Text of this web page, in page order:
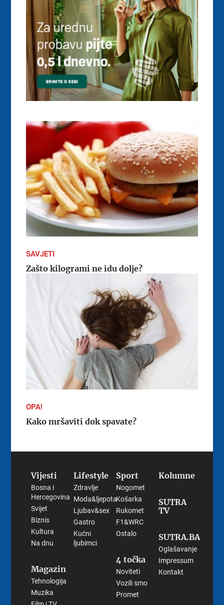
SAVJETI
Zašto kilogrami ne idu dolje?
OPA!
Kako mršaviti dok spavate?
Vijesti
Bosna i
Hercegovina
Svijet
Biznis
Kultura
Na dnu
Magazin
Tehnologija
Muzika
Lifestyle
Zdravlje
Moda&ljepota
Ljubav&sex
Gastro
Kućni
ljubimci
Sport
Nogomet
Košarka
Rukomet
F1&WRC
Ostalo
4 točka
Noviteti
Vozili smo
Promet
Kolumne
SUTRA
TV
SUTRA.BA
Oglašavanje
Impressum
Kontakt